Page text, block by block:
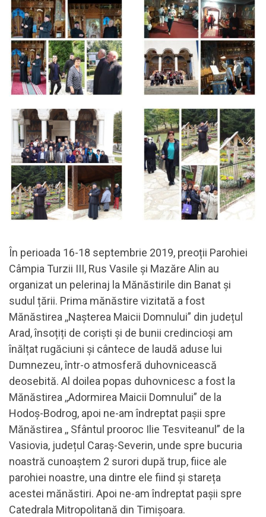
În perioada 16-18 septembrie 2019, preoții Parohiei
Câmpia Turzii III, Rus Vasile și Mazăre Alin au
organizat un pelerinaj la Mănăstirile din Banat și
sudul țării. Prima mănăstire vizitată a fost
Mănăstirea ,,Nașterea Maicii Domnului” din județul
Arad, însoțiți de coriști și de bunii credincioși am
înălțat rugăciuni și cântece de laudă aduse lui
Dumnezeu, într-o atmosferă duhovnicească
deosebită. Al doilea popas duhovnicesc a fost la
Mănăstirea ,,Adormirea Maicii Domnului” de la
Hodoș-Bodrog, apoi ne-am îndreptat pașii spre
Mănăstirea ,, Sfântul prooroc Ilie Tesviteanul” de la
Vasiovia, județul Caraș-Severin, unde spre bucuria
noastră cunoaștem 2 surori după trup, fiice ale
parohiei noastre, una dintre ele fiind și stareța
acestei mănăstiri. Apoi ne-am îndreptat pașii spre
Catedrala Mitropolitană din Timișoara.